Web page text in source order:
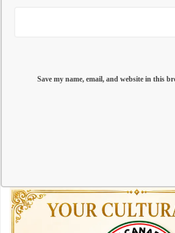
Save my name, email, and website in this